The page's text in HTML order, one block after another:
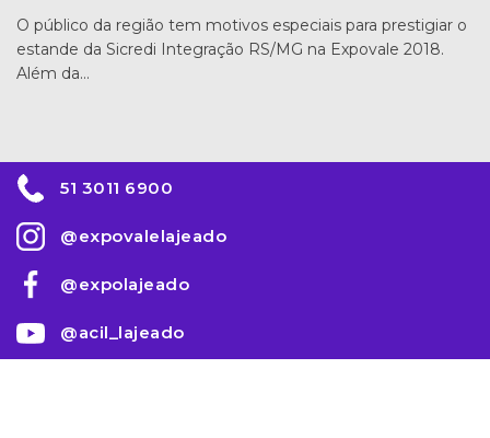
O público da região tem motivos especiais para prestigiar o
estande da Sicredi Integração RS/MG na Expovale 2018.
Além da…
51 3011 6900
@expovalelajeado
@expolajeado
@acil_lajeado